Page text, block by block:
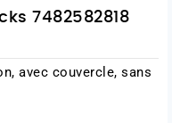
7482582818
avec couvercle, sans